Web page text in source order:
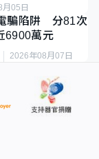
05日
騙陷阱 分81次
6900萬元
2026年08月07日